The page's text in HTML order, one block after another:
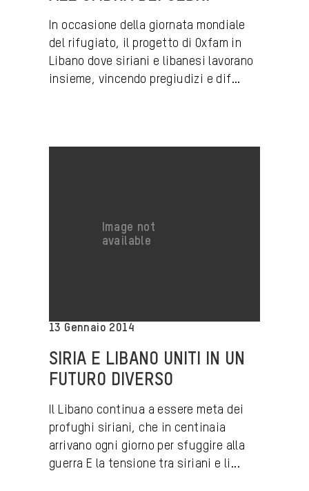
In occasione della giornata mondiale
del rifugiato, il progetto di Oxfam in
Libano dove siriani e libanesi lavorano
insieme, vincendo pregiudizi e dif...
13 Gennaio 2014
SIRIA E LIBANO UNITI IN UN
FUTURO DIVERSO
Il Libano continua a essere meta dei
profughi siriani, che in centinaia
arrivano ogni giorno per sfuggire alla
guerra E la tensione tra siriani e li...